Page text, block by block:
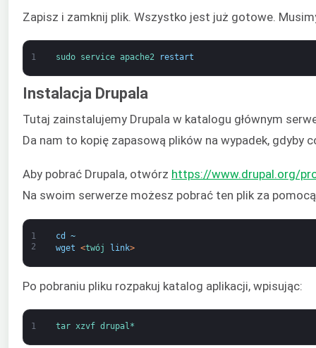
Zapisz i zamknij plik. Wszystko jest już gotowe.
1 sudo service apache2 restart
Instalacja Drupala
Tutaj zainstalujemy Drupala w katalogu głównym
Da nam to kopię zapasową plików na wypadek, gdyby
Aby pobrać Drupala, otwórz https://www.drupal.org/
Na swoim serwerze możesz pobrać ten plik za
1
2
cd
~
wget <twój link>
Po pobraniu pliku rozpakuj katalog aplikacji, wpisując:
1 tar xzvf drupal*